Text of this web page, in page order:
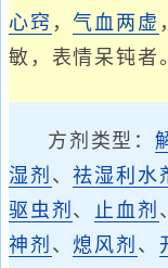
心窍 ，气血两虚
敏，表情呆钝者
方剂类型：
湿剂 、祛湿利水
驱虫剂 、 止血剂
神剂 、熄风剂 、